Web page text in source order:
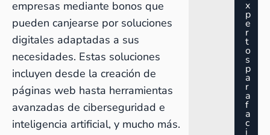
empresas mediante bonos que
pueden canjearse por soluciones
digitales adaptadas a sus
necesidades. Estas soluciones
incluyen desde la creación de
páginas web hasta herramientas
avanzadas de ciberseguridad e
inteligencia artificial, y mucho más.
x
p
e
r
t
o
s
p
a
r
a
f
a
c
i